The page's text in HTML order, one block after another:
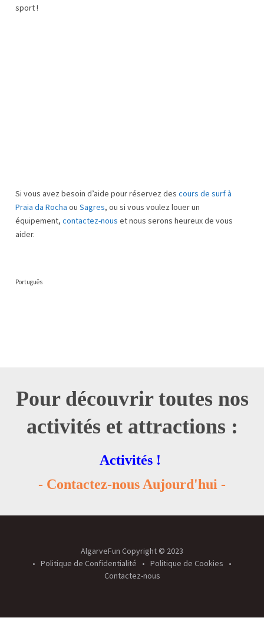
sport !
Si vous avez besoin d’aide pour réservez des cours de surf à
Praia da Rocha ou Sagres, ou si vous voulez louer un
équipement, contactez-nous et nous serons heureux de vous
aider.
Português
Pour découvrir toutes nos
activités et attractions :
Activités !
- Contactez-nous Aujourd'hui -
AlgarveFun Copyright © 2023
Politique de Confidentialité
Politique de Cookies
Contactez-nous